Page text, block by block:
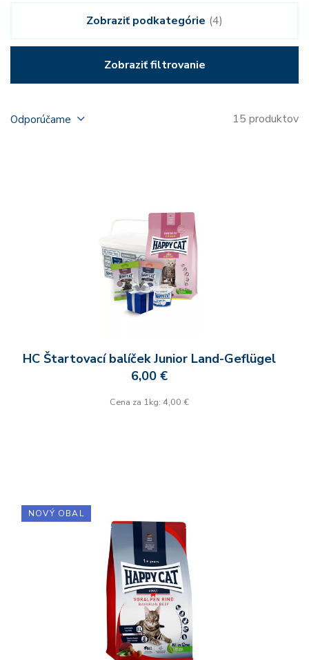
Zobraziť podkategórie (4)
Odporúčame
Zobraziť filtrovanie
15 produktov
HC Štartovací balíček Junior Land-Geflügel
6,00 €
Cena za 1kg: 4,00 €
NOVÝ OBAL